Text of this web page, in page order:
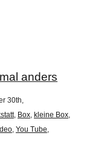
anders
30th,
, Box, kleine Box,
, You Tube,